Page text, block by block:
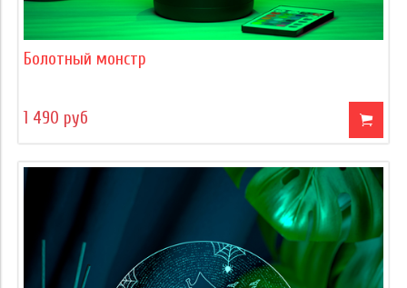
Болотный монстр
1 490 руб